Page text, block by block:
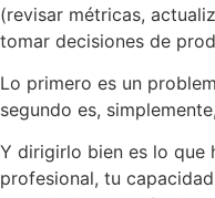
(revisar métricas,
tomar decisiones de
Lo primero es un
segundo es,
Y dirigirlo bien es lo que
profesional, tu